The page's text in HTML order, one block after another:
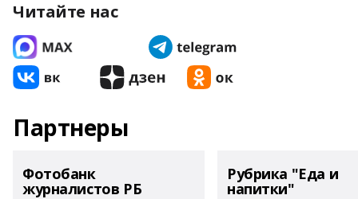
Читайте нас
Партнеры
Фотобанк
журналистов РБ
Рубрика "Еда и
напитки"